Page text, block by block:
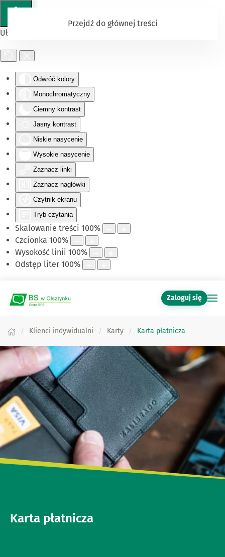
Ułatwienia dostępu
Odwróć kolory
Monochromatyczny
Ciemny kontrast
Jasny kontrast
Niskie nasycenie
Wysokie nasycenie
Zaznacz linki
Zaznacz nagłówki
Czytnik ekranu
Tryb czytania
Skalowanie treści 100%
Czcionka 100%
Wysokość linii 100%
Odstęp liter 100%
Przejdź do głównej treści
Zaloguj się
Klienci indywidualni Karty Karta płatnicza
Karta płatnicza